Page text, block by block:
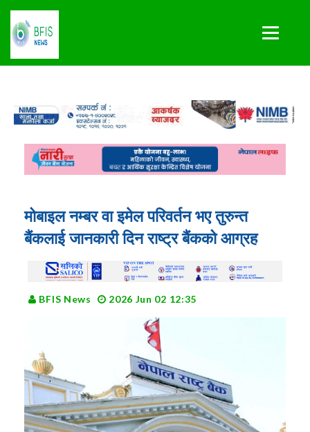
मोबाइल नम्बर वा इमेल परिवर्तन भए तुरुन्त
बैंकलाई जानकारी दिन राष्ट्र बैंकको आग्रह
BFIS News 2026 Jun 02 12:35